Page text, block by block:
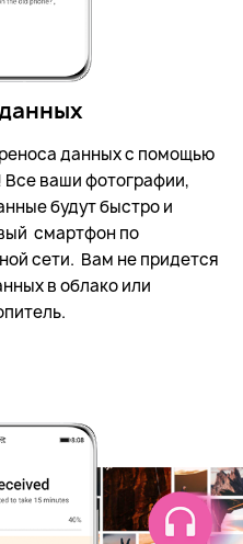
данных с помощью
Все ваши фотографии,
будут быстро и
смартфон по
сети. Вам не придется
в облако или